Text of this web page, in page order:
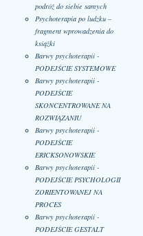
podróż do siebie samych
Psychoterapia po ludzku –
fragment wprowadzenia do
książki
Barwy psychoterapii -
PODEJŚCIE SYSTEMOWE
Barwy psychoterapii -
PODEJŚCIE
SKONCENTROWANE NA
ROZWIĄZANIU
Barwy psychoterapii -
PODEJŚCIE
ERICKSONOWSKIE
Barwy psychoterapii -
PODEJŚCIE PSYCHOLOGII
ZORIENTOWANEJ NA
PROCES
Barwy psychoterapii -
PODEJŚCIE GESTALT